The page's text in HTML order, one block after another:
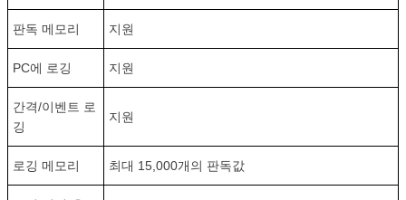
판독 메모리 지원
PC에 로깅 지원
간격/이벤트 로
깅
지원
로깅 메모리 최대 15,000개의 판독값